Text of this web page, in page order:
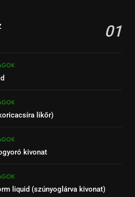
01
likőr)
kivonat
liquid (szúnyoglárva kivonat)